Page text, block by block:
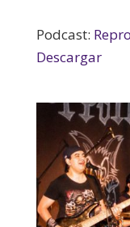
Podcast:
Descargar